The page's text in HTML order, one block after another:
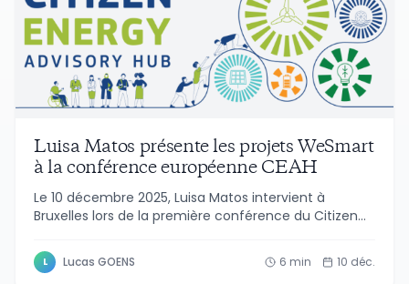
Luisa Matos présente les projets WeSmart
à la conférence européenne CEAH
Le 10 décembre 2025, Luisa Matos intervient à
Bruxelles lors de la première conférence du Citizen
WeSmart : du projet pilote Greenbizz au déploiement
à grande échelle sur un réseau de 500 écoles.
L Lucas GOENS 6 min 10 déc.